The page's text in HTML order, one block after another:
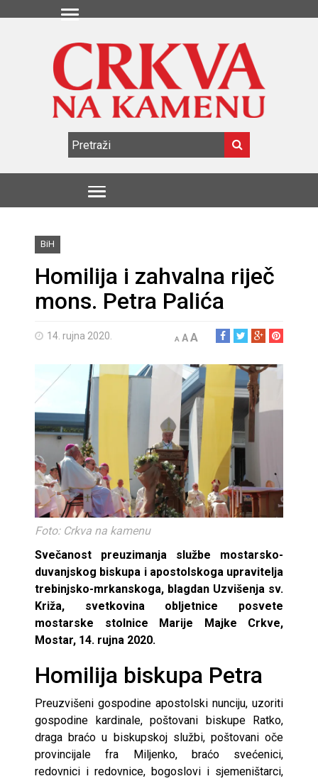
BiH
Homilija i zahvalna riječ
mons. Petra Palića
14. rujna 2020. A AA
Foto: Crkva na kamenu
Svečanost preuzimanja službe mostarsko-
duvanjskog biskupa i apostolskoga upravitelja
trebinjsko-mrkanskoga, blagdan Uzvišenja sv.
Križa, svetkovina obljetnice posvete
mostarske stolnice Marije Majke Crkve,
Mostar, 14. rujna 2020.
Homilija biskupa Petra
Preuzvišeni gospodine apostolski nunciju, uzoriti
gospodine kardinale, poštovani biskupe Ratko,
draga braćo u biskupskoj službi, poštovani oče
provincijale fra Miljenko, braćo svećenici,
redovnici i redovnice, bogoslovi i sjemeništarci,